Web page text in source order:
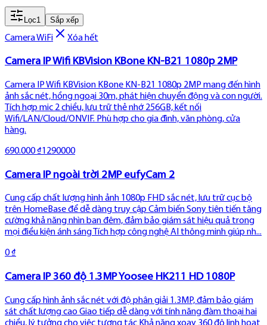
Lọc1 Sắp xếp
Camera WiFi Xóa hết
Camera IP Wifi KBVision KBone KN-B21 1080p 2MP
Camera IP Wifi KBVision KBone KN-B21 1080p 2MP mang đến hình
ảnh sắc nét, hồng ngoại 30m, phát hiện chuyển động và con người.
Tích hợp mic 2 chiều, lưu trữ thẻ nhớ 256GB, kết nối
Wifi/LAN/Cloud/ONVIF. Phù hợp cho gia đình, văn phòng, cửa
hàng.
690.000 ₫1290000
Camera IP ngoài trời 2MP eufyCam 2
Cung cấp chất lượng hình ảnh 1080p FHD sắc nét, lưu trữ cục bộ
trên HomeBase để dễ dàng truy cập Cảm biến Sony tiên tiến tăng
cường khả năng nhìn ban đêm, đảm bảo giám sát hiệu quả trong
mọi điều kiện ánh sáng Tích hợp công nghệ AI thông minh giúp nh...
0 ₫
Camera IP 360 độ 1.3MP Yoosee HK211 HD 1080P
Cung cấp hình ảnh sắc nét với độ phân giải 1.3MP, đảm bảo giám
sát chất lượng cao Giao tiếp dễ dàng với tính năng đàm thoại hai